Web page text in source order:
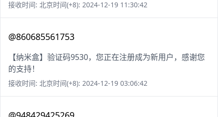
接收时间: 北京时间(+8): 2024-12-19 11:30:42
@860685561753
【纳米盒】验证码9530，您正在注册成为新用户，感谢您
的支持！
接收时间: 北京时间(+8): 2024-12-19 03:06:42